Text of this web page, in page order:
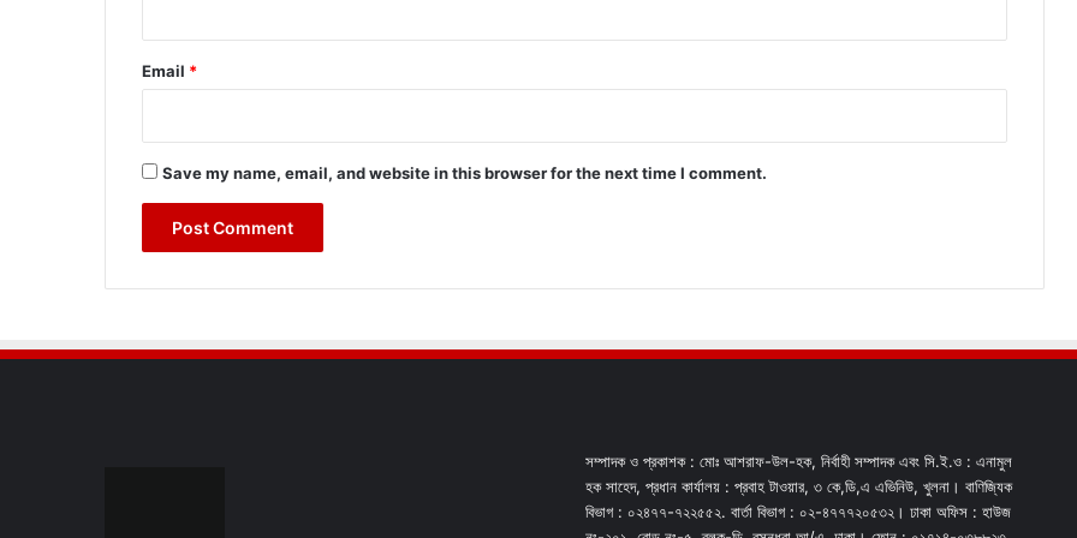
Email *
Save my name, email, and website in this browser for the next time I comment.
সম্পাদক ও প্রকাশক : মোঃ আশরাফ-উল-হক, নির্বাহী সম্পাদক এবং সি.ই.ও : এনামুল
হক সাহেদ, প্রধান কার্যালয় : প্রবাহ টাওয়ার, ৩ কে,ডি,এ এভিনিউ, খুলনা। বাণিজ্যিক
বিভাগ : ০২৪৭৭-৭২২৫৫২. বার্তা বিভাগ : ০২-৪৭৭৭২০৫৩২। ঢাকা অফিস : হাউজ